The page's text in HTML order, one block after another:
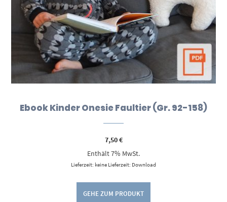
Ebook Kinder Onesie Faultier (Gr. 92-158)
7,50€
Enthält 7% MwSt.
Lieferzeit: keine Lieferzeit: Download
GEHE ZUM PRODUKT